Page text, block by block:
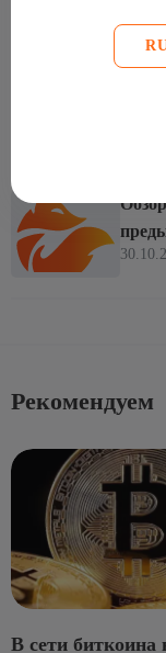
Если
Рекомендуем
В сети